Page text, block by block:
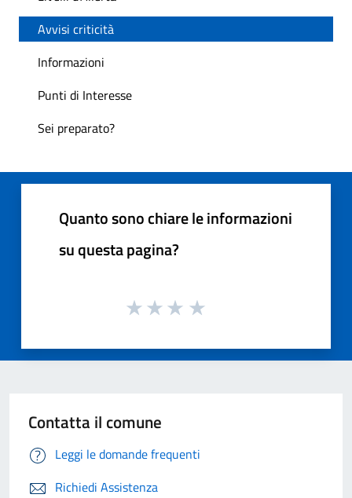
Avvisi criticità
Informazioni
Punti di Interesse
Sei preparato?
Quanto sono chiare le informazioni
su questa pagina?
Contatta il comune
Leggi le domande frequenti
Richiedi Assistenza